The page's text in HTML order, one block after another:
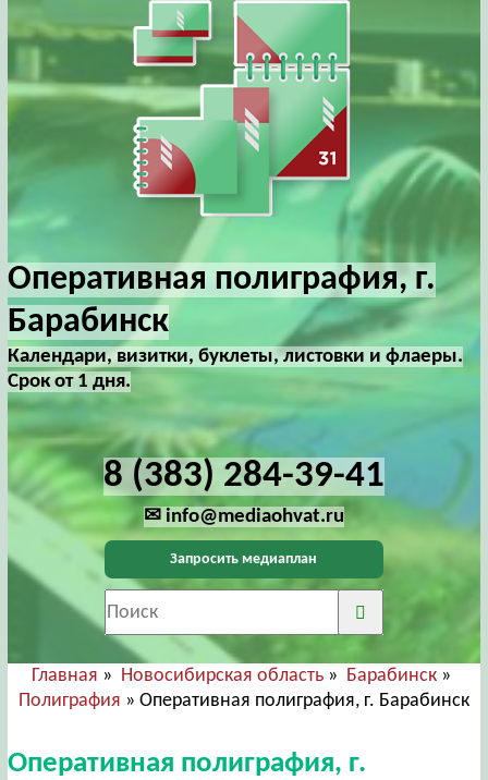
Оперативная полиграфия, г.
Барабинск
Календари, визитки, буклеты, листовки и флаеры.
Срок от 1 дня.
8 (383) 284-39-41
✉ info@mediaohvat.ru
Запросить медиаплан
Главная » Новосибирская область » Барабинск »
Полиграфия » Оперативная полиграфия, г. Барабинск
Оперативная полиграфия, г.